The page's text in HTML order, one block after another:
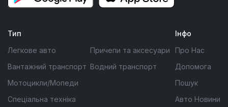
Тип
Легкове авто
Вантажний транспорт
Мотоцикли/Мопеди
Спеціальна техніка
Причепи та аксесуари
Водний транспорт
Інфо
Про Нас
Допомога
Пошук
Авто Новини